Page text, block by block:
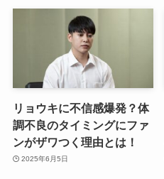
リョウキに不信感爆発？体
調不良のタイミングにファ
ンがザワつく理由とは！
2025年6月5日